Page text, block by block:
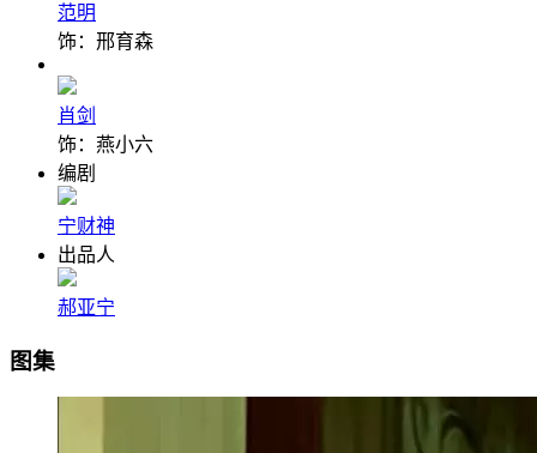
范明
饰：邢育森
肖剑
饰：燕小六
编剧
宁财神
出品人
郝亚宁
图集